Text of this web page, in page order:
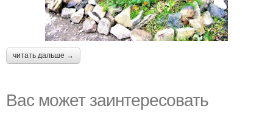
читать дальше →
Вас может заинтересовать